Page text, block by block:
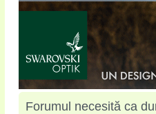
Forumul necesită ca